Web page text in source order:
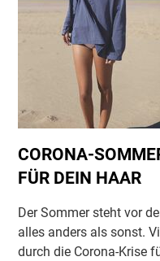
CORONA-
FÜR DEIN HAAR
Der Sommer steht vor
alles anders als sonst.
durch die Corona-Krise